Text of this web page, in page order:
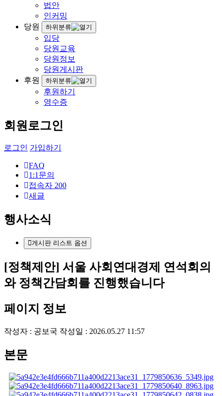
법안
인커밍
당원
하위분류
입당
당원교육
당원정보
당원게시판
후원
하위분류
후원하기
영수증
회원로그인
로그인 가입하기
FAQ
1:1문의
접속자 200
새글
행사소식
게시판 리스트 옵션
[정책제안] 서울 사회연대경제 연석회의
와 정책간담회를 진행했습니다
페이지 정보
작성자 : 공보국 작성일 : 2026.05.27 11:57
본문